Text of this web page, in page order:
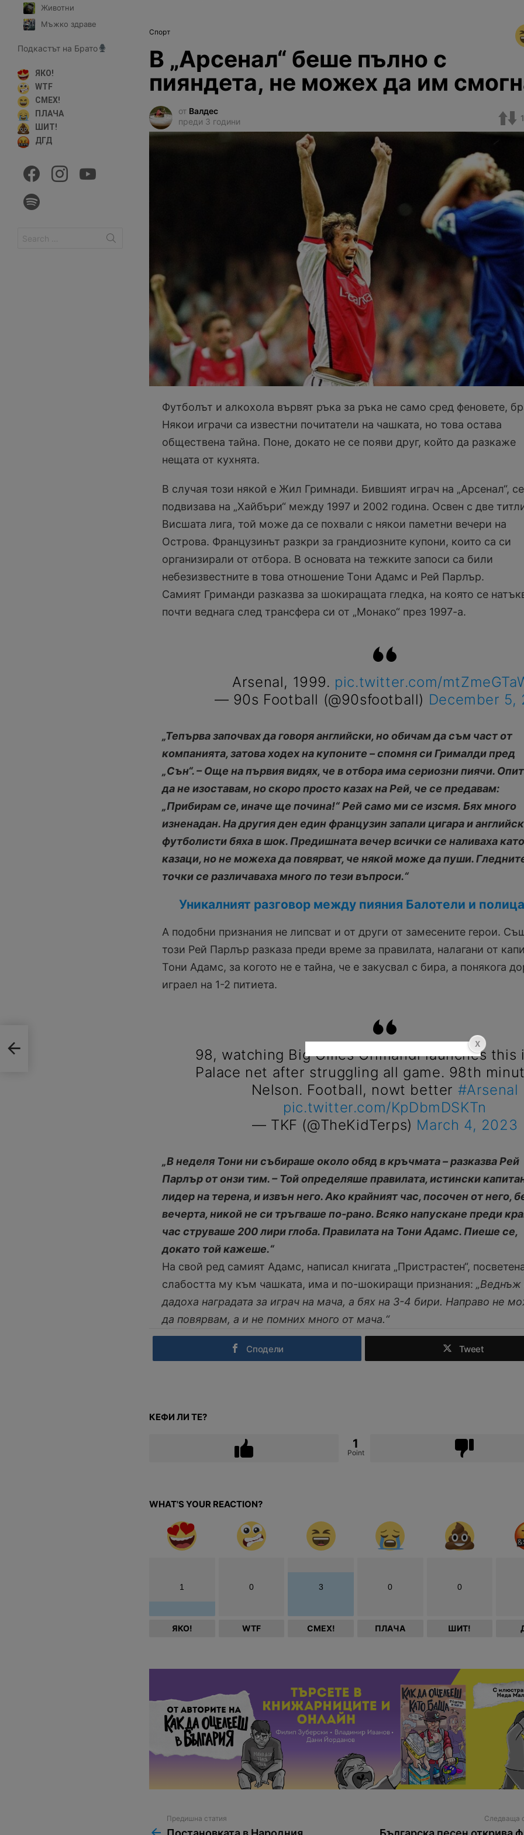
Спорт
В „Арсенал“ беше пълно с
пияндета, не можех да им
от Валдес
преди 3 години
1
Футболът и алкохола вървят ръка за ръка не само сред феновете,
Някои играчи са известни почитатели на чашката, но това остава
обществена тайна. Поне, докато не се появи друг, който да разкаже
нещата от кухнята.
В случая този някой е Жил Гримнади. Бившият играч на „Арсенал“, се
подвизава на „Хайбъри“ между 1997 и 2002 година. Освен с две
Висшата лига, той може да се похвали с някои паметни вечери на
Острова. Французинът разкри за грандиозните купони, които са си
организирали от отбора. В основата на тежките запоси са били
небезизвестните в това отношение Тони Адамс и Рей Парлър.
Самият Гриманди разказва за шокиращата гледка, на която се
почти веднага след трансфера си от „Монако“ през 1997-а.
Arsenal, 1999. pic.twitter.com/
— 90s Football (@90sfootball) December 5,
„Тепърва започвах да говоря английски, но обичам да съм част от
компанията, затова ходех на купоните – спомня си Грималди пред
„Сън“. – Още на първия видях, че в отбора има сериозни пиячи.
да не изоставам, но скоро просто казах на Рей, че се предавам:
„Прибирам се, иначе ще почина!“ Рей само ми се изсмя. Бях много
изненадан. На другия ден един французин запали цигара и
футболисти бяха в шок. Предишната вечер всички се наливаха като
казаци, но не можеха да повярват, че някой може да пуши.
точки се различаваха много по тези въпроси.“
Уникалният разговор между пияния Балотели и
А подобни признания не липсват и от други от замесените герои.
този Рей Парлър разказа преди време за правилата, налагани от
Тони Адамс, за когото не е тайна, че е закусвал с бира, а понякога
играел на 1-2 питиета.
98, watching Big Gilles Grimandi launches this
Palace net after struggling all game. 98th
Nelson. Football, nowt better #Arsenal
pic.twitter.com/KpDbmDSKTn
— TKF (@TheKidTerps) March 4, 2023
„В неделя Тони ни събираше около обяд в кръчмата – разказва Рей
Парлър от онзи тим. – Той определяше правилата, истински
лидер на терена, и извън него. Ако крайният час, посочен от него,
вечерта, никой не си тръгваше по-рано. Всяко напускане преди
час струваше 200 лири глоба. Правилата на Тони Адамс. Пиеше се,
докато той кажеше.“
На свой ред самият Адамс, написал книгата „Пристрастен“,
слабостта му към чашката, има и по-шокиращи признания:
дадоха наградата за играч на мача, а бях на 3-4 бири. Направо не
да повярвам, а и не помних много от мача.“
Сподели Tweet
КЕФИ ЛИ ТЕ?
1
Point
WHAT'S YOUR REACTION?
1
ЯКО!
0
WTF
3
СМЕХ!
0
ПЛАЧА
0
ШИТ!
more
Предишна статия Следваща
Животни
Мъжко здраве
Подкастът на Брато
ЯКО!
WTF
СМЕХ!
ПЛАЧА
ШИТ!
ДГД
for: